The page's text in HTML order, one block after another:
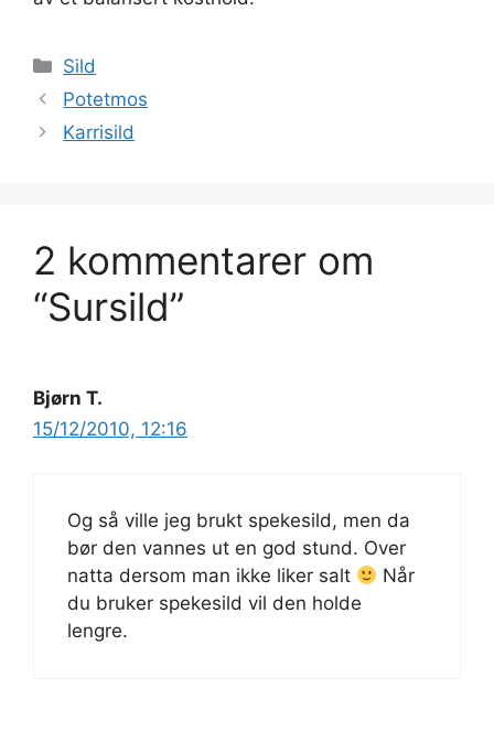
Kategorier
Sild
Potetmos
Karrisild
2 kommentarer om
“Sursild”
Bjørn T.
15/12/2010, 12:16
Og så ville jeg brukt spekesild, men da
bør den vannes ut en god stund. Over
natta dersom man ikke liker salt
Når
du bruker spekesild vil den holde
lengre.